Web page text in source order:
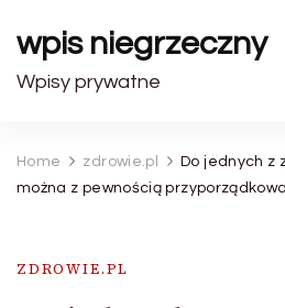
wpis niegrzeczny
Wpisy prywatne
Home zdrowie.pl
Do jednych z
można z pewnością
ZDROWIE.PL